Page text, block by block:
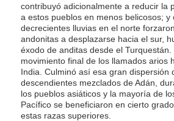
contribuyó adicionalmente a reducir la
a estos pueblos en menos belicosos; y
decrecientes lluvias en el norte
andonitas a desplazarse hacia el sur,
éxodo de anditas desde el Turquestán.
movimiento final de los llamados arios
India. Culminó así esa gran dispersión
descendientes mezclados de Adán,
los pueblos asiáticos y la mayoría de
Pacífico se beneficiaron en cierto
estas razas superiores.